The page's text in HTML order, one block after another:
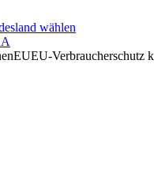
wählen
EUEU-Verbraucherschutz